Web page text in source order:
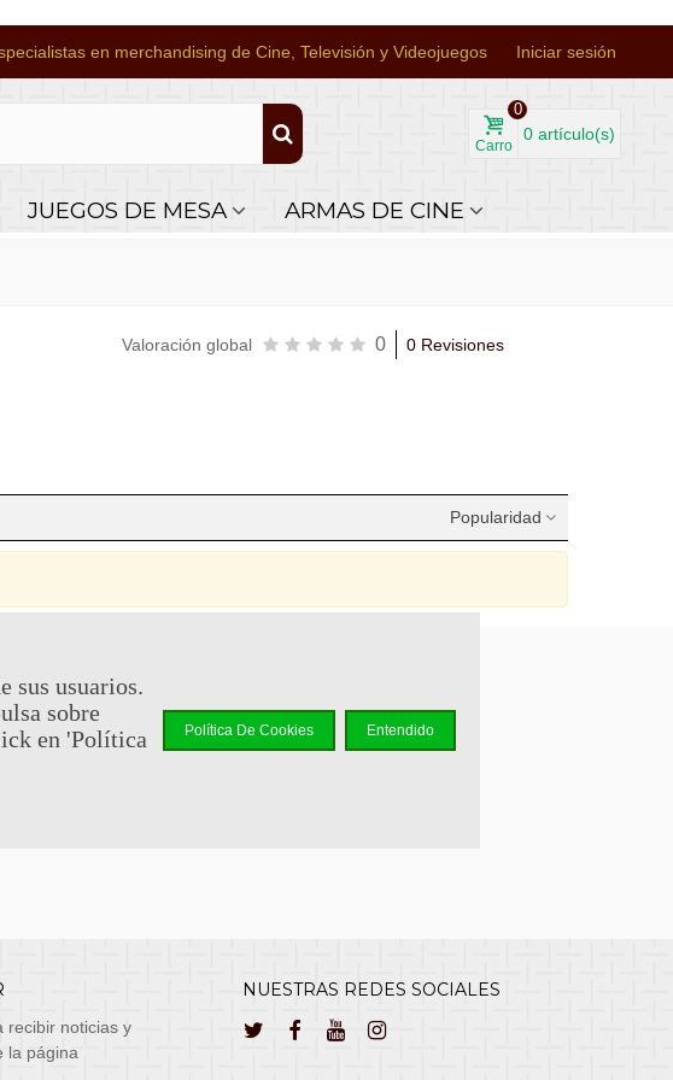
en merchandising de Cine, Televisión y Videojuegos Iniciar sesión
Carro
0
0 artículo(s)
JUEGOS DE MESA ARMAS DE CINE
Valoración global 0 0 Revisiones
Popularidad
Teléfono y Whatsapp +34 644 110 737
email: atencionalcliente@cuernavilla.com
recibir noticias y
la página
NUESTRAS REDES SOCIALES
sus usuarios.
sobre
en 'Política
Política De Cookies Entendido